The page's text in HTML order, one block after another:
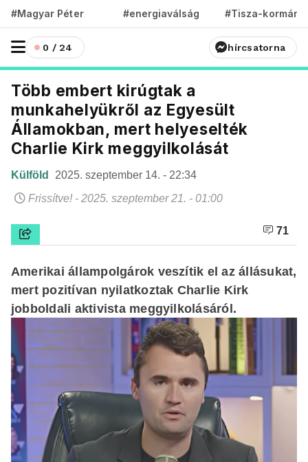
#Magyar Péter #energiaválság #Tisza-kormány
0 / 24 hírcsatorna
Több embert kirúgtak a
munkahelyükről az Egyesült
Államokban, mert helyeselték
Charlie Kirk meggyilkolását
Külföld
2025. szeptember 14. - 22:34
Frissítve! - 2025. szeptember 21. - 01:00
71
Amerikai állampolgárok veszítik el az állásukat,
mert pozitívan nyilatkoztak Charlie Kirk
jobboldali aktivista meggyilkolásáról.